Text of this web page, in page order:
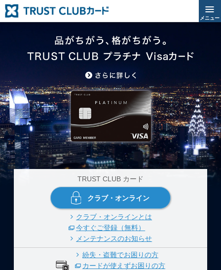
メニュー
TRUST CLUB カード
クラブ・オンライン
クラブ・オンラインとは
今すぐご登録（無料）
メンテナンスのお知らせ
紛失・盗難でお困りの方
カードが使えずお困りの方